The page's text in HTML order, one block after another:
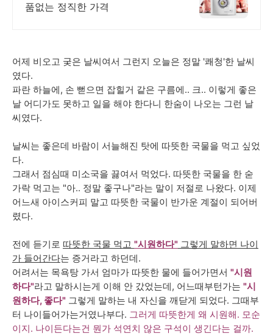
품없는 정직한 가격
어제 비오고 궂은 날씨여서 그런지 오늘은 정말 '쾌청'한 날씨
였다.
파란 하늘에, 손 뻗으면 잡힐거 같은 구름에.. 크.. 이렇게 좋은
날 어디가도 못하고 일을 해야 한다니 한숨이 나오는 그런 날
씨였다.
날씨는 좋은데 바람이 서늘해진 탓에 따뜻한 국물을 먹고 싶었
다.
그래서 점심때 미소국을 끓여서 먹었다. 따뜻한 국물을 한 숟
가락 먹고는 "아.. 정말 좋구나"라는 말이 저절로 나왔다. 이제
어느새 아이스커피 말고 따뜻한 국물이 반가운 계절이 되어버
렸다.
전에 듣기로 따뜻한 국물 먹고 "시원하다" 그렇게 말하면 나이
가 들어간다는 증거라고 하던데.
어려서는 목욕탕 가서 엄마가 따뜻한 물에 들어가면서 "시원
하다"라고 말하시는게 이해 안 갔었는데, 어느때부턴가는 "시
원하다, 좋다" 그렇게 말하는 내 자신을 깨닫게 되었다. 그때부
터 나이들어가는거였나부다. 그러게 따뜻한게 왜 시원해. 모순
이지. 나이든다는건 뭔가 석연치 않은 구석이 생긴다는 걸까.